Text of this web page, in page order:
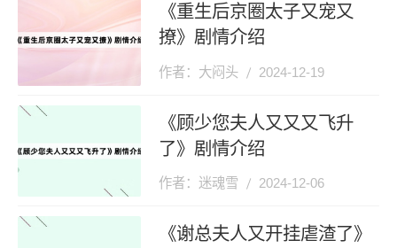
《重生后京圈太子又宠又
撩》剧情介绍
作者：大闷头 2024-12-19
《顾少您夫人又又又飞升
了》剧情介绍
作者：迷魂雪 2024-12-06
《谢总夫人又开挂虐渣了》